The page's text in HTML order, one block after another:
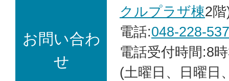
お問い合わ
せ
クルプラザ棟2
電話:048-228-
電話受付時間:8
(土曜日、日曜日